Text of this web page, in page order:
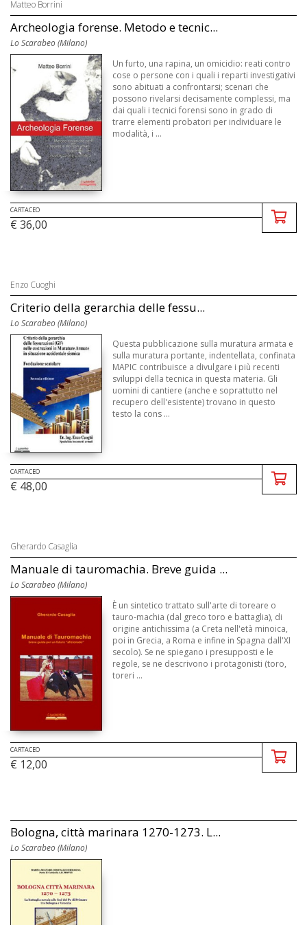
Matteo Borrini
Archeologia forense. Metodo e tecnic...
Lo Scarabeo (Milano)
Un furto, una rapina, un omicidio: reati contro
cose o persone con i quali i reparti investigativi
sono abituati a confrontarsi; scenari che
possono rivelarsi decisamente complessi, ma
dai quali i tecnici forensi sono in grado di
trarre elementi probatori per individuare le
modalità, i ...
CARTACEO
€ 36,00
Enzo Cuoghi
Criterio della gerarchia delle fessu...
Lo Scarabeo (Milano)
Questa pubblicazione sulla muratura armata e
sulla muratura portante, indentellata, confinata
MAPIC contribuisce a divulgare i più recenti
sviluppi della tecnica in questa materia. Gli
uomini di cantiere (anche e soprattutto nel
recupero dell'esistente) trovano in questo
testo la cons ...
CARTACEO
€ 48,00
Gherardo Casaglia
Manuale di tauromachia. Breve guida ...
Lo Scarabeo (Milano)
È un sintetico trattato sull'arte di toreare o
tauro-machia (dal greco toro e battaglia), di
origine antichissima (a Creta nell'età minoica,
poi in Grecia, a Roma e infine in Spagna dall'XI
secolo). Se ne spiegano i presupposti e le
regole, se ne descrivono i protagonisti (toro,
toreri ...
CARTACEO
€ 12,00
Bologna, città marinara 1270-1273. L...
Lo Scarabeo (Milano)